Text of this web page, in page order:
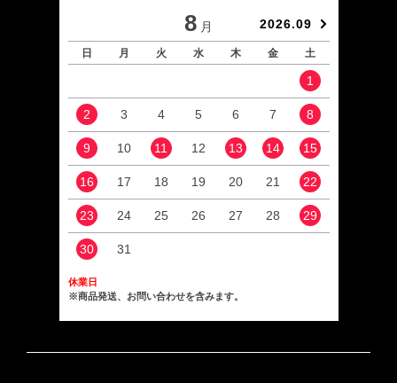
8 月 2026.09
日 月 火 水 木 金 土
1
2 3 4 5 6 7 8
9 10 11 12 13 14 15
16 17 18 19 20 21 22
23 24 25 26 27 28 29
30 31
休業日
※商品発送、お問い合わせを含みます。